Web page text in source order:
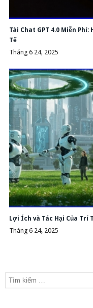
Tài Chat GPT 4.0 Miễn
Tế
Tháng 6 24, 2025
Lợi Ích và Tác Hại Của Trí
Tháng 6 24, 2025